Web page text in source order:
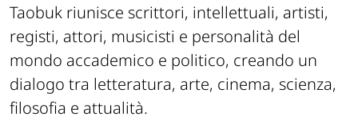
Taobuk riunisce scrittori, intellettuali, artisti,
registi, attori, musicisti e personalità del
mondo accademico e politico, creando un
dialogo tra letteratura, arte, cinema, scienza,
filosofia e attualità.